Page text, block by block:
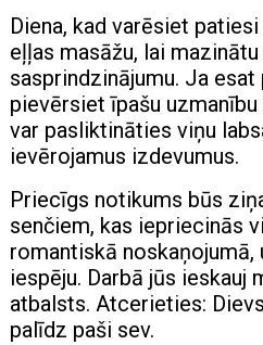
Diena, kad varēsiet
eļļas masāžu, lai
sasprindzinājumu. Ja
pievērsiet īpašu uzmanību
var pasliktināties viņu
ievērojamus izdevumus.
Priecīgs notikums būs
senčiem, kas iepriecinās
romantiskā noskaņojumā,
iespēju. Darbā jūs ieskauj
atbalsts. Atcerieties:
palīdz paši sev.